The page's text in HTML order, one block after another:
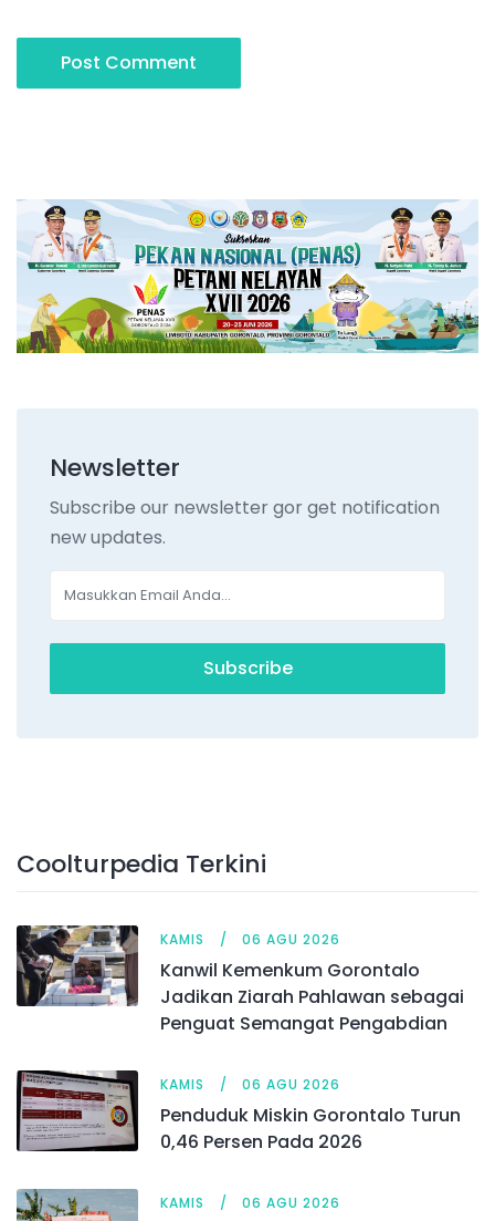
Post Comment
Newsletter
Subscribe our newsletter gor get notification
new updates.
Subscribe
Coolturpedia Terkini
KAMIS 06 AGU 2026
Kanwil Kemenkum Gorontalo
Jadikan Ziarah Pahlawan sebagai
Penguat Semangat Pengabdian
KAMIS 06 AGU 2026
Penduduk Miskin Gorontalo Turun
0,46 Persen Pada 2026
KAMIS 06 AGU 2026